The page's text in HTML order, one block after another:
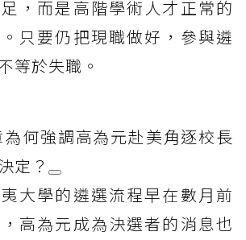
，而是高階學術人才正常的
只要仍把現職做好，參與遴
等於失職。
何強調高為元赴美角逐校長
定？
大學的遴選流程早在數月前
高為元成為決選者的消息也